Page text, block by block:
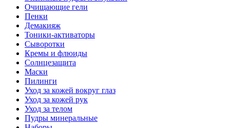
Очищающие гели
Пенки
Демакияж
Тоники-активаторы
Сыворотки
Кремы и флюиды
Солнцезащита
Маски
Пилинги
Уход за кожей вокруг глаз
Уход за кожей рук
Уход за телом
Пудры минеральные